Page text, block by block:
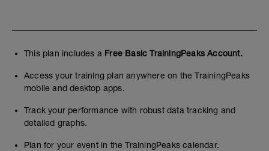
This plan includes a Free Basic TrainingPeaks Account.
Access your training plan anywhere on the TrainingPeaks
mobile and desktop apps.
Track your performance with robust data tracking and
detailed graphs.
Plan for your event in the TrainingPeaks calendar.